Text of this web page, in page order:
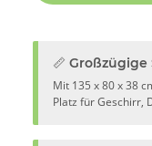
📏
Mit 135 x 80 x 38
Platz für Geschirr,